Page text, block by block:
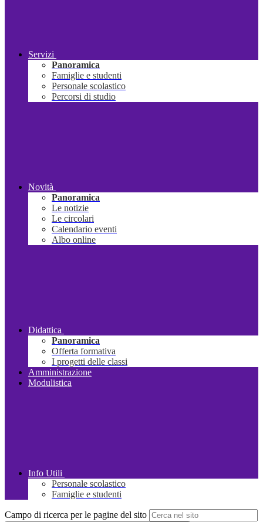
Servizi
Panoramica
Famiglie e studenti
Personale scolastico
Percorsi di studio
Novità
Panoramica
Le notizie
Le circolari
Calendario eventi
Albo online
Didattica
Panoramica
Offerta formativa
I progetti delle classi
Amministrazione
Modulistica
Info Utili
Personale scolastico
Famiglie e studenti
Campo di ricerca per le pagine del sito